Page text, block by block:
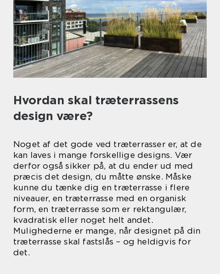
Hvordan skal træterrassens
design være?
Noget af det gode ved træterrasser er, at de
kan laves i mange forskellige designs. Vær
derfor også sikker på, at du ender ud med
præcis det design, du måtte ønske. Måske
kunne du tænke dig en træterrasse i flere
niveauer, en træterrasse med en organisk
form, en træterrasse som er rektangulær,
kvadratisk eller noget helt andet.
Mulighederne er mange, når designet på din
træterrasse skal fastslås – og heldigvis for
det.